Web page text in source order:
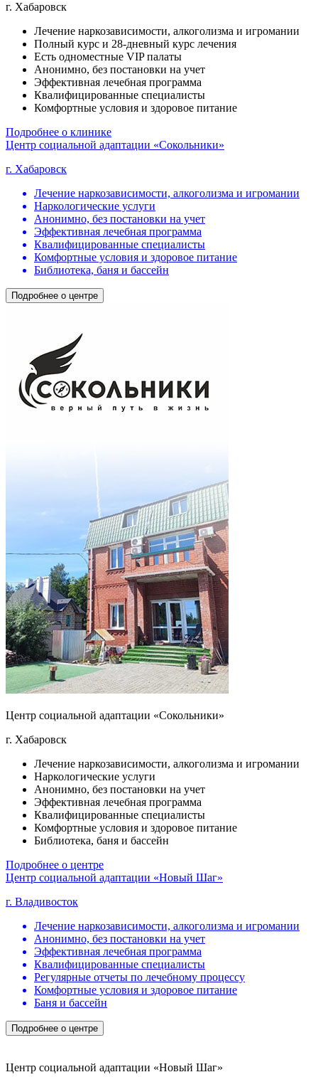
г. Хабаровск
Лечение наркозависимости, алкоголизма и игромании
Полный курс и 28-дневный курс лечения
Есть одноместные VIP палаты
Анонимно, без постановки на учет
Эффективная лечебная программа
Квалифицированные специалисты
Комфортные условия и здоровое питание
Подробнее о клинике
Центр социальной адаптации «Сокольники»
г. Хабаровск
Лечение наркозависимости, алкоголизма и игромании
Наркологические услуги
Анонимно, без постановки на учет
Эффективная лечебная программа
Квалифицированные специалисты
Комфортные условия и здоровое питание
Библиотека, баня и бассейн
Подробнее о центре
Центр социальной адаптации «Сокольники»
г. Хабаровск
Лечение наркозависимости, алкоголизма и игромании
Наркологические услуги
Анонимно, без постановки на учет
Эффективная лечебная программа
Квалифицированные специалисты
Комфортные условия и здоровое питание
Библиотека, баня и бассейн
Подробнее о центре
Центр социальной адаптации «Новый Шаг»
г. Владивосток
Лечение наркозависимости, алкоголизма и игромании
Анонимно, без постановки на учет
Эффективная лечебная программа
Квалифицированные специалисты
Регулярные отчеты по лечебному процессу
Комфортные условия и здоровое питание
Баня и бассейн
Подробнее о центре
Центр социальной адаптации «Новый Шаг»